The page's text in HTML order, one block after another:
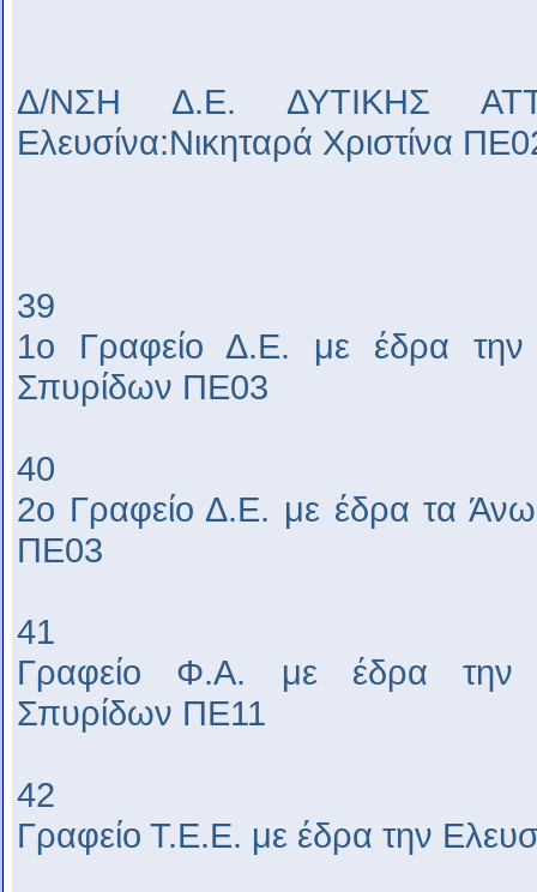
Δ/ΝΣΗ Δ.Ε. ΔΥΤΙΚΗΣ
Ελευσίνα:Νικηταρά Χριστίνα
39
1ο Γραφείο Δ.Ε. με έδρα την
Σπυρίδων ΠΕ03
40
2ο Γραφείο Δ.Ε. με έδρα τα Άνω
ΠΕ03
41
Γραφείο Φ.Α. με έδρα την
Σπυρίδων ΠΕ11
42
Γραφείο Τ.Ε.Ε. με έδρα την